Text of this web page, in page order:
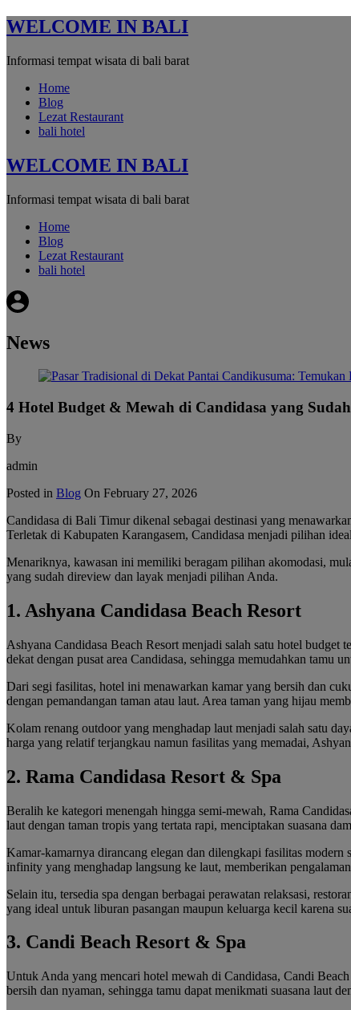
WELCOME IN BALI
Informasi tempat wisata di bali barat
Home
Blog
Lezat Restaurant
bali hotel
WELCOME IN BALI
Informasi tempat wisata di bali barat
Home
Blog
Lezat Restaurant
bali hotel
News
4 Hotel Budget & Mewah di Candidasa yang
By
admin
Posted in Blog On February 27, 2026
Candidasa di Bali Timur dikenal sebagai destinasi yang
Terletak di Kabupaten Karangasem, Candidasa menjadi pilihan
Menariknya, kawasan ini memiliki beragam pilihan akomodasi,
yang sudah direview dan layak menjadi pilihan Anda.
1. Ashyana Candidasa Beach Resort
Ashyana Candidasa Beach Resort menjadi salah satu hotel
dekat dengan pusat area Candidasa, sehingga memudahkan tamu
Dari segi fasilitas, hotel ini menawarkan kamar yang bersih dan
dengan pemandangan taman atau laut. Area taman yang hijau
Kolam renang outdoor yang menghadap laut menjadi salah satu
harga yang relatif terjangkau namun fasilitas yang memadai,
2. Rama Candidasa Resort & Spa
Beralih ke kategori menengah hingga semi-mewah, Rama
laut dengan taman tropis yang tertata rapi, menciptakan suasana
Kamar-kamarnya dirancang elegan dan dilengkapi fasilitas
infinity yang menghadap langsung ke laut, memberikan
Selain itu, tersedia spa dengan berbagai perawatan relaksasi,
yang ideal untuk liburan pasangan maupun keluarga kecil karena
3. Candi Beach Resort & Spa
Untuk Anda yang mencari hotel mewah di Candidasa, Candi
bersih dan nyaman, sehingga tamu dapat menikmati suasana laut